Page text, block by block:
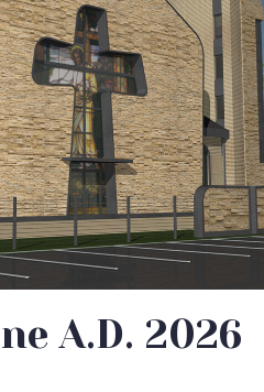
A.D. 2026